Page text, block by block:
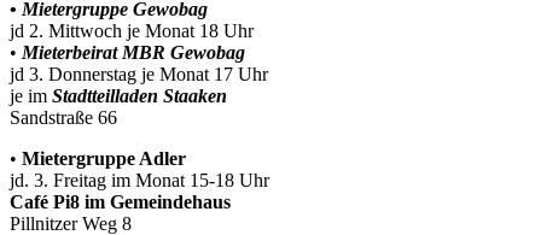
• Mietergruppe Gewobag
jd 2. Mittwoch je Monat 18 Uhr
• Mieterbeirat MBR Gewobag
jd 3. Donnerstag je Monat 17 Uhr
je im Stadtteilladen Staaken
Sandstraße 66
• Mietergruppe Adler
jd. 3. Freitag im Monat 15-18 Uhr
Café Pi8 im Gemeindehaus
Pillnitzer Weg 8